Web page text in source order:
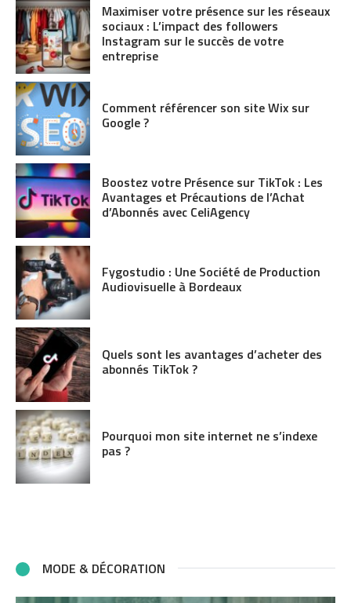
Maximiser votre présence sur les réseaux
sociaux : L’impact des followers
Instagram sur le succès de votre
entreprise
Comment référencer son site Wix sur
Google ?
Boostez votre Présence sur TikTok : Les
Avantages et Précautions de l’Achat
d’Abonnés avec CeliAgency
Fygostudio : Une Société de Production
Audiovisuelle à Bordeaux
Quels sont les avantages d’acheter des
abonnés TikTok ?
Pourquoi mon site internet ne s’indexe
pas ?
MODE & DÉCORATION